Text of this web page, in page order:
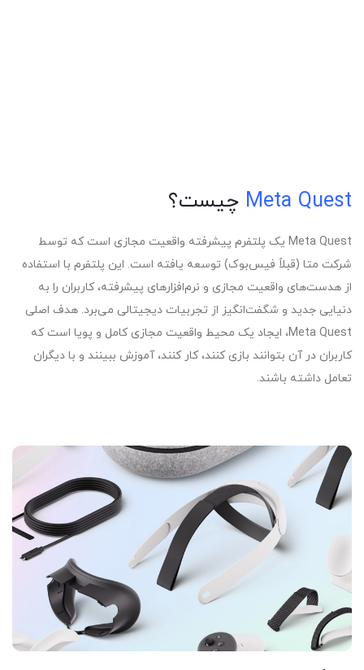
Meta Quest چیست؟
Meta Quest یک پلتفرم پیشرفته واقعیت مجازی است که توسط
شرکت متا (قبلاً فیس‌بوک) توسعه یافته است. این پلتفرم با استفاده
از هدست‌های واقعیت مجازی و نرم‌افزارهای پیشرفته، کاربران را به
دنیایی جدید و شگفت‌انگیز از تجربیات دیجیتالی می‌برد. هدف اصلی
Meta Quest، ایجاد یک محیط واقعیت مجازی کامل و پویا است که
کاربران در آن بتوانند بازی کنند، کار کنند، آموزش ببینند و با دیگران
تعامل داشته باشند.